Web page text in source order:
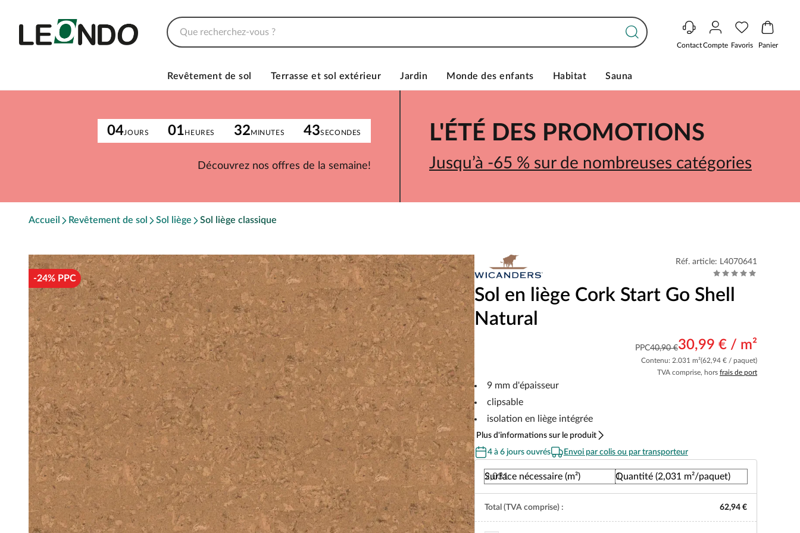
ContactCompte Favoris Panier
Revêtement de sol Terrasse et sol extérieur Jardin Monde des enfants Habitat Sauna
04JOURS 01HEURES 32MINUTES 43SECONDES
Découvrez nos offres de la semaine!
L'ÉTÉ DES PROMOTIONS
Jusqu’à -65 % sur de nombreuses catégories
Accueil Revêtement de sol Sol liège Sol liège classique
-24% PPC
Réf. article: L4070641
Sol en liège Cork Start Go Shell
Natural
PPC40,90 €30,99 € / m²
Contenu: 2.031 m²(62,94 € / paquet)
TVA comprise, hors frais de port
9 mm d'épaisseur
clipsable
isolation en liège intégrée
Plus d'informations sur le produit
4 à 6 jours ouvrés
Envoi par colis ou par transporteur
Surface nécessaire (m²) Quantité (2,031 m²/paquet)
Total (TVA comprise) : 62,94 €